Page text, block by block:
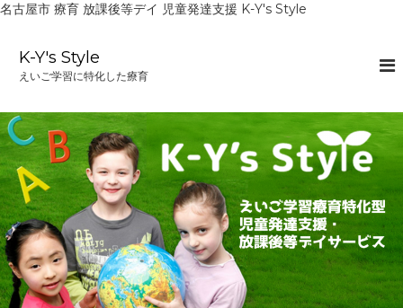
名古屋市 療育 放課後等デイ 児童発達支援 K-Y's Style
へ
ス
キ
ッ
プ
K-Y's Style
えいご学習に特化した療育